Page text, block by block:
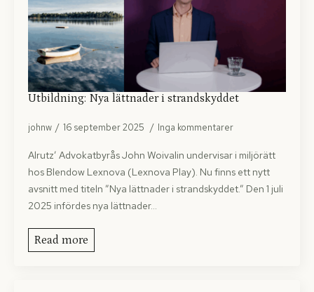
Utbildning: Nya lättnader i strandskyddet
johnw 16 september 2025 Inga kommentarer
Alrutz’ Advokatbyrås John Woivalin undervisar i miljörätt
hos Blendow Lexnova (Lexnova Play). Nu finns ett nytt
avsnitt med titeln ”Nya lättnader i strandskyddet.” Den 1 juli
2025 infördes nya lättnader…
Read more